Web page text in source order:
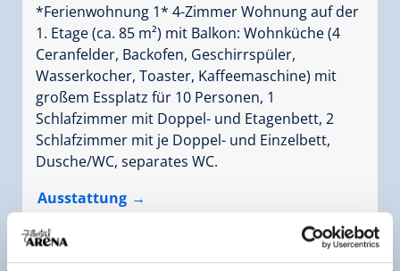
*Ferienwohnung 1* 4-Zimmer Wohnung auf der
1. Etage (ca. 85 m²) mit Balkon: Wohnküche (4
Ceranfelder, Backofen, Geschirrspüler,
Wasserkocher, Toaster, Kaffeemaschine) mit
großem Essplatz für 10 Personen, 1
Schlafzimmer mit Doppel- und Etagenbett, 2
Schlafzimmer mit je Doppel- und Einzelbett,
Dusche/WC, separates WC.
Ausstattung